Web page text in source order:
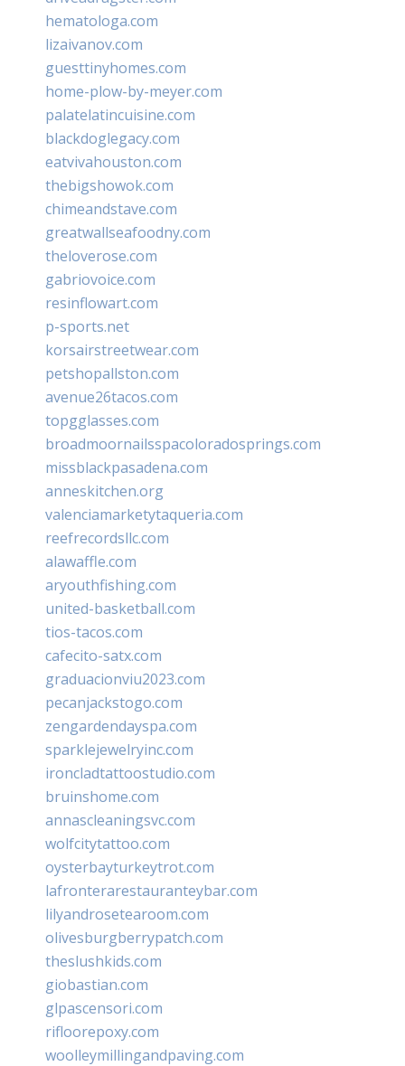
hematologa.com
lizaivanov.com
guesttinyhomes.com
home-plow-by-meyer.com
palatelatincuisine.com
blackdoglegacy.com
eatvivahouston.com
thebigshowok.com
chimeandstave.com
greatwallseafoodny.com
theloverose.com
gabriovoice.com
resinflowart.com
p-sports.net
korsairstreetwear.com
petshopallston.com
avenue26tacos.com
topgglasses.com
broadmoornailsspacoloradosprings.com
missblackpasadena.com
anneskitchen.org
valenciamarketytaqueria.com
reefrecordsllc.com
alawaffle.com
aryouthfishing.com
united-basketball.com
tios-tacos.com
cafecito-satx.com
graduacionviu2023.com
pecanjackstogo.com
zengardendayspa.com
sparklejewelryinc.com
ironcladtattoostudio.com
bruinshome.com
annascleaningsvc.com
wolfcitytattoo.com
oysterbayturkeytrot.com
lafronterarestauranteybar.com
lilyandrosetearoom.com
olivesburgberrypatch.com
theslushkids.com
giobastian.com
glpascensori.com
rifloorepoxy.com
woolleymillingandpaving.com